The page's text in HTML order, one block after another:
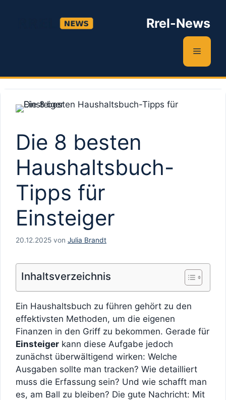
Rrel-News
Menü
Die 8 besten
Haushaltsbuch-
Tipps für
Einsteiger
20.12.2025 von Julia Brandt
Inhaltsverzeichnis
Ein Haushaltsbuch zu führen gehört zu den
effektivsten Methoden, um die eigenen
Finanzen in den Griff zu bekommen. Gerade für
Einsteiger kann diese Aufgabe jedoch
zunächst überwältigend wirken: Welche
Ausgaben sollte man tracken? Wie detailliert
muss die Erfassung sein? Und wie schafft man
es, am Ball zu bleiben? Die gute Nachricht: Mit